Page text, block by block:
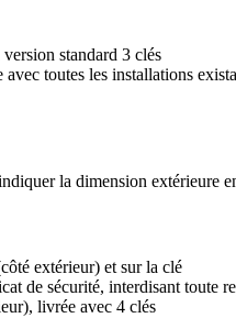
standard 3 clés
avec toutes les installations
la dimension extérieure
extérieur) et sur la clé
de sécurité, interdisant toute
livrée avec 4 clés